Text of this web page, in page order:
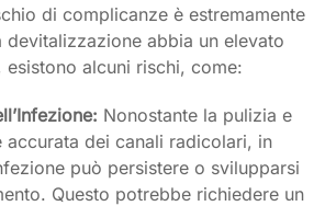
di complicanze è estremamente
devitalizzazione abbia un elevato
esistono alcuni rischi, come:
Nonostante la pulizia e
accurata dei canali radicolari, in
può persistere o svilupparsi
Questo potrebbe richiedere un